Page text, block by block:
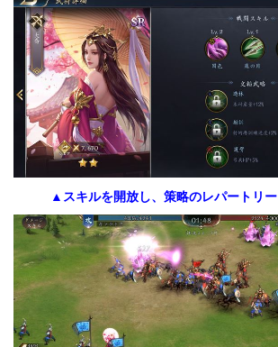
▲スキルを開放し、策略のレパートリー